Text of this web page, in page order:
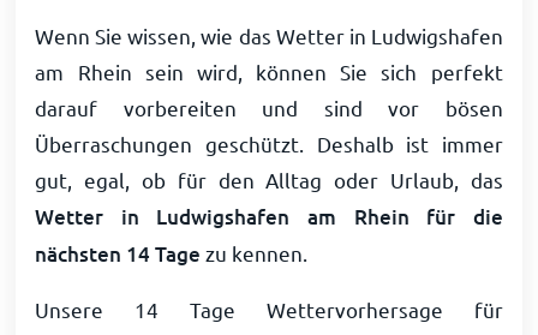
Wenn Sie wissen, wie das Wetter in Ludwigshafen
am Rhein sein wird, können Sie sich perfekt
darauf vorbereiten und sind vor bösen
Überraschungen geschützt. Deshalb ist immer
gut, egal, ob für den Alltag oder Urlaub, das
Wetter in Ludwigshafen am Rhein für die
nächsten 14 Tage zu kennen.
Unsere 14 Tage Wettervorhersage für